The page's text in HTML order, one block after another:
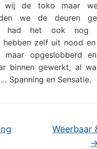
wij de toko maar
we de deuren
had het ook nog
hebben zelf uit nood
opgeslobberd
binnen gewerkt, al
Spanning en Sensatie.
Weerbaar